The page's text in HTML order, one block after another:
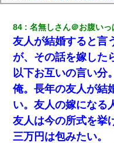
84 名無しさん＠お腹いっ
友人が結婚すると言
が、その話を嫁した
以下お互いの言い分。
俺。長年の友人が結
い。友人の嫁になる
友人は今の所式を挙
三万円は包みたい。